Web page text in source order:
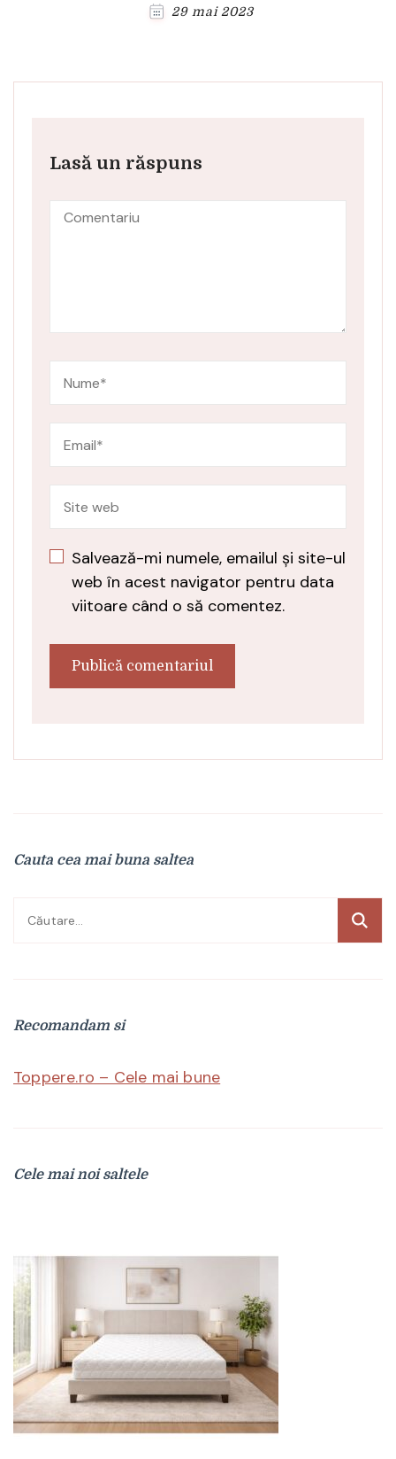
29 mai 2023
Lasă un răspuns
Salvează-mi numele, emailul și site-ul
web în acest navigator pentru data
viitoare când o să comentez.
Cauta cea mai buna saltea
Caută
Recomandam si
Toppere.ro – Cele mai bune
Cele mai noi saltele